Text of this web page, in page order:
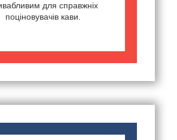
для справжніх
поціновувачів кави.